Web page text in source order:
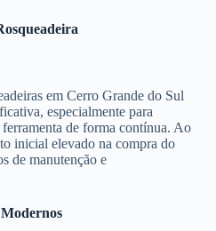
em Cerro Grande do Sul
especialmente para
de forma contínua. Ao
inicial elevado na compra do
de manutenção e